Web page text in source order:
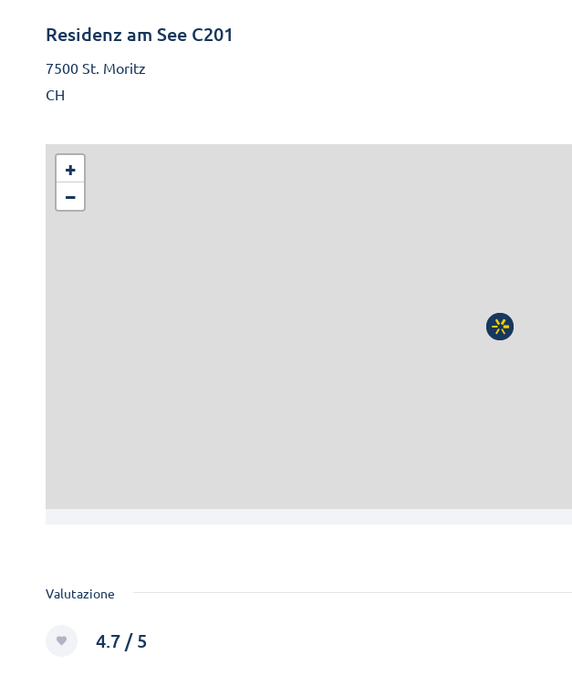
Residenz am See C201
7500 St. Moritz
CH
+
−
Valutazione
4.7 / 5